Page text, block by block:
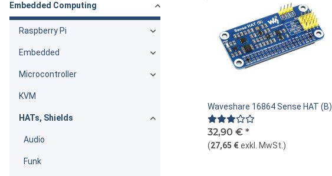
Waveshare 16864 Sense HAT (B)
32,90 € *
(27,65 €exkl. MwSt. )
Embedded Computing
Raspberry Pi
Embedded
Microcontroller
KVM
HATs, Shields
Audio
Funk